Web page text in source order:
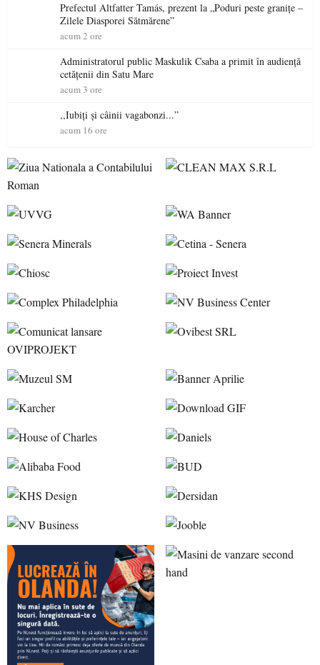
Prefectul Altfatter Tamás, prezent la „Poduri peste granițe –
Zilele Diasporei Sătmărene”
acum 2 ore
Administratorul public Maskulik Csaba a primit în audiență
cetățenii din Satu Mare
acum 3 ore
,,Iubiți și câinii vagabonzi...”
acum 16 ore